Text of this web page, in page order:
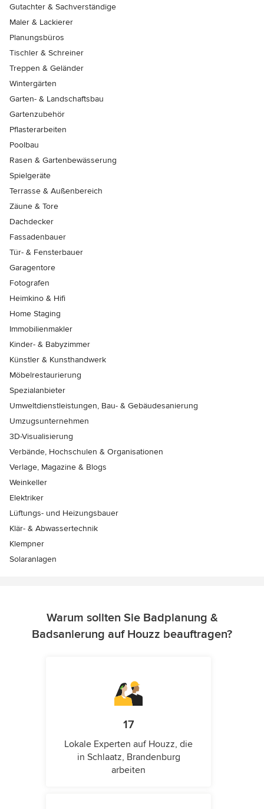
Gutachter & Sachverständige
Maler & Lackierer
Planungsbüros
Tischler & Schreiner
Treppen & Geländer
Wintergärten
Garten- & Landschaftsbau
Gartenzubehör
Pflasterarbeiten
Poolbau
Rasen & Gartenbewässerung
Spielgeräte
Terrasse & Außenbereich
Zäune & Tore
Dachdecker
Fassadenbauer
Tür- & Fensterbauer
Garagentore
Fotografen
Heimkino & Hifi
Home Staging
Immobilienmakler
Kinder- & Babyzimmer
Künstler & Kunsthandwerk
Möbelrestaurierung
Spezialanbieter
Umweltdienstleistungen, Bau- & Gebäudesanierung
Umzugsunternehmen
3D-Visualisierung
Verbände, Hochschulen & Organisationen
Verlage, Magazine & Blogs
Weinkeller
Elektriker
Lüftungs- und Heizungsbauer
Klär- & Abwassertechnik
Klempner
Solaranlagen
Warum sollten Sie Badplanung &
Badsanierung auf Houzz beauftragen?
17
Lokale Experten auf Houzz, die
in Schlaatz, Brandenburg
arbeiten